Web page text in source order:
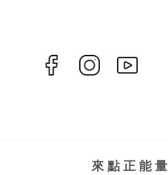
來點正能量